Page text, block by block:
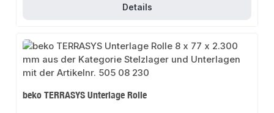
Details
beko TERRASYS Unterlage Rolle